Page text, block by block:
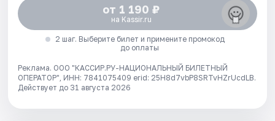
от 1 190 ₽
на Kassir.ru
2 шаг. Выберите билет и примените промокод
до оплаты
Реклама. ООО "КАССИР.РУ-НАЦИОНАЛЬНЫЙ БИЛЕТНЫЙ
ОПЕРАТОР", ИНН: 7841075409 erid: 25H8d7vbP8SRTvHZrUcdLB.
Действует до 31 августа 2026